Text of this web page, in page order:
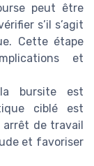
peut être
s’il s’agit
Cette étape
et
bursite est
ciblé est
arrêt de travail
et favoriser